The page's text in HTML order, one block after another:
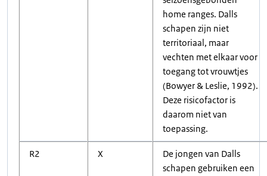
home ranges. Dalls
schapen zijn niet
territoriaal, maar
vechten met elkaar voor
toegang tot vrouwtjes
(Bowyer & Leslie, 1992).
Deze risicofactor is
daarom niet van
toepassing.
R2 X
De jongen van Dalls
schapen gebruiken een